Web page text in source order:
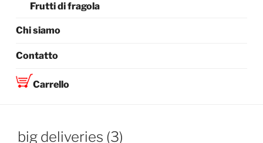
Frutti di fragola
Chi siamo
Contatto
Carrello
big deliveries (3)